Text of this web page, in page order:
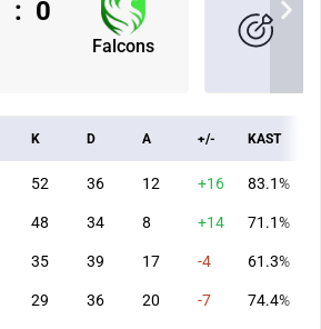
Falcons
: 0
K D A +/- KAST
52 36 12 +16 83.1%
48 34 8 +14 71.1%
35 39 17 -4 61.3%
29 36 20 -7 74.4%